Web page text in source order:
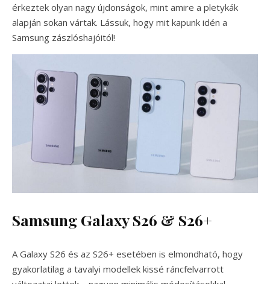
érkeztek olyan nagy újdonságok, mint amire a pletykák
alapján sokan vártak. Lássuk, hogy mit kapunk idén a
Samsung zászlóshajóitól!
Samsung Galaxy S26 & S26+
A Galaxy S26 és az S26+ esetében is elmondható, hogy
gyakorlatilag a tavalyi modellek kissé ráncfelvarrott